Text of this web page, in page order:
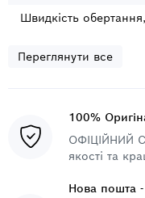
Швидкість
Переглянути все
100%
ОФІЦІЙНИЙ
якості та
Нова пошта